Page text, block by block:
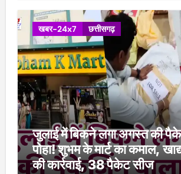
खबर-24x7 छत्तीसगढ़
जुलाई में बिकने लगा अगस्त की
पोहा! शुभम के मार्ट का कमाल,
की कार्रवाई, 38 पैकेट सीज